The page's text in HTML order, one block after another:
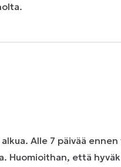
Alle 7 päivää ennen
Huomioithan, että